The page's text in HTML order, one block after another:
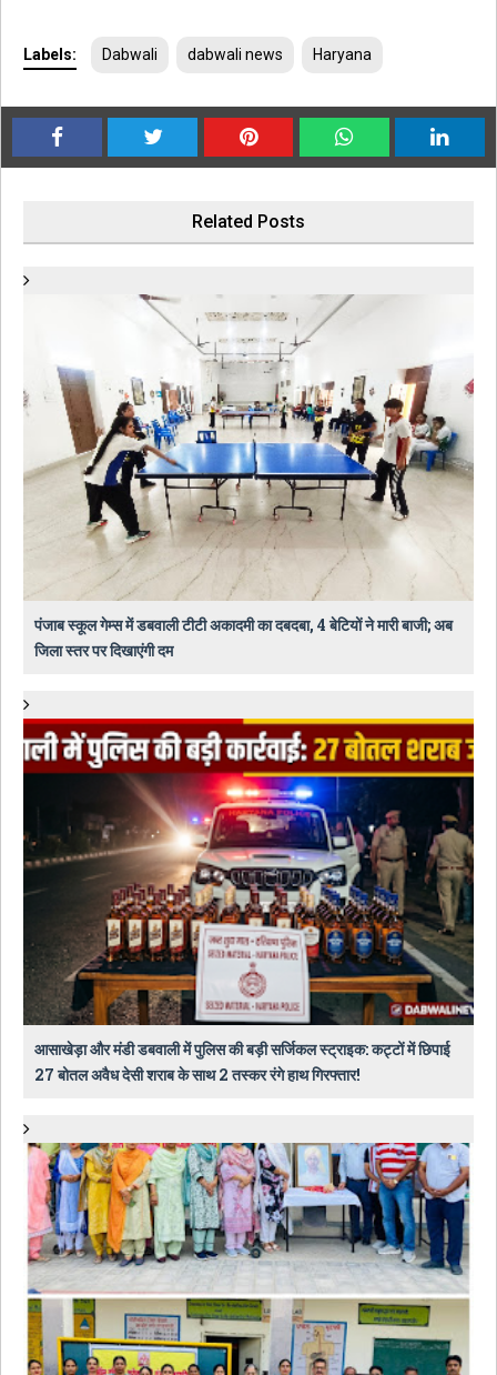
Labels: Dabwali dabwali news Haryana
Related Posts
पंजाब स्कूल गेम्स में डबवाली टीटी अकादमी का दबदबा, 4 बेटियों ने मारी बाजी; अब
जिला स्तर पर दिखाएंगी दम
आसाखेड़ा और मंडी डबवाली में पुलिस की बड़ी सर्जिकल स्ट्राइक: कट्टों में छिपाई
27 बोतल अवैध देसी शराब के साथ 2 तस्कर रंगे हाथ गिरफ्तार!